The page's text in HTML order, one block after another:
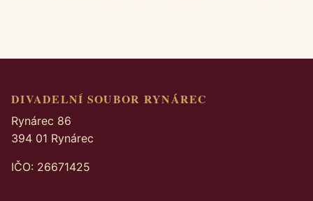
DIVADELNÍ SOUBOR RYNÁREC
Rynárec 86
394 01 Rynárec
IČO: 26671425